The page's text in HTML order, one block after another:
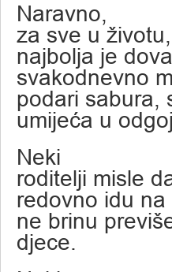
Naravno,
za sve u
najbolja je
svakodnevno
podari sabura,
umijeća u
Neki
roditelji misle
redovno idu
ne brinu
djece.